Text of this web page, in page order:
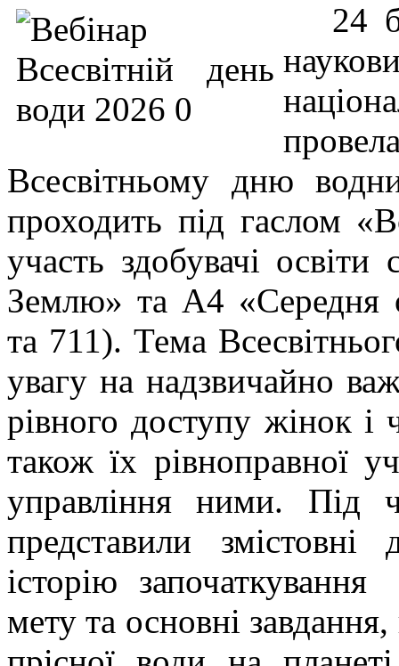
24
Всесвітньому дню
проходить під гаслом
участь здобувачі
Землю» та А4 «Середня
та 711). Тема
увагу на надзвичайно
рівного доступу жінок і
також їх рівноправної
управління ними. Під
представили
історію
мету та основні